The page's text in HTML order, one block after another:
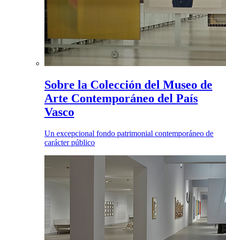
Sobre la Colección del Museo de
Arte Contemporáneo del País
Vasco
Un excepcional fondo patrimonial contemporáneo de
carácter público